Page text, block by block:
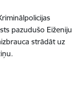
pazudušo Eiženiju
strādāt uz